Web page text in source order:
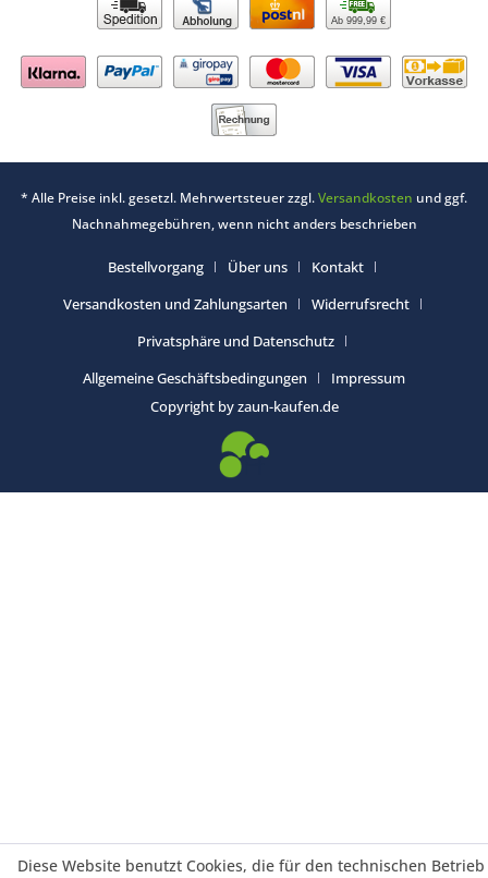
Ab 999,99 €
* Alle Preise inkl. gesetzl. Mehrwertsteuer zzgl.Versandkosten und ggf.
Nachnahmegebühren, wenn nicht anders beschrieben
Bestellvorgang Über uns
Kontakt
Versandkosten und Zahlungsarten
Widerrufsrecht
Privatsphäre und Datenschutz
Allgemeine Geschäftsbedingungen
Impressum
Copyright by zaun-kaufen.de
Diese Website benutzt Cookies, die für den technischen